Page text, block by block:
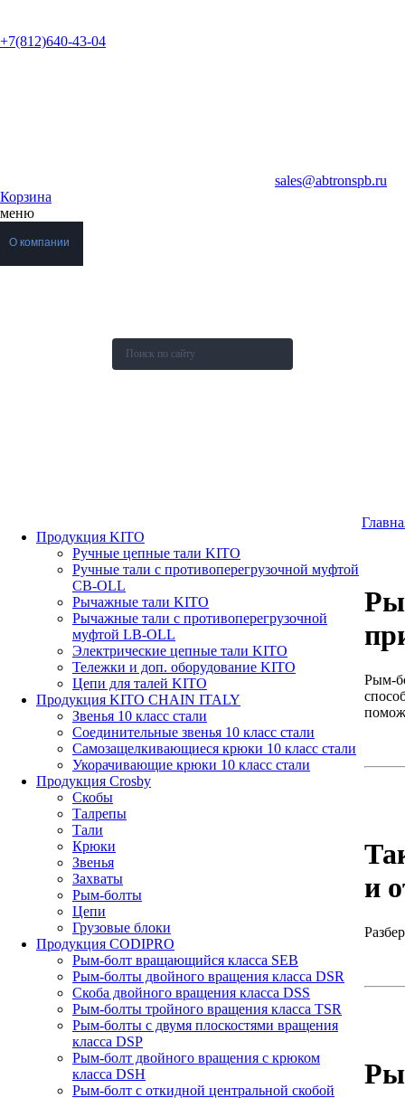
+7(812)640-43-04
sales@abtronspb.ru
Корзина
меню
О компании
Продукция KITO
Ручные цепные тали KITO
Ручные тали с противоперегрузочной муфтой
СВ-OLL
Рычажные тали KITO
Рычажные тали с противоперегрузочной
муфтой LB-OLL
Электрические цепные тали KITO
Тележки и доп. оборудование KITO
Цепи для талей KITO
Продукция KITO CHAIN ITALY
Звенья 10 класс стали
Соединительные звенья 10 класс стали
Самозащелкивающиеся крюки 10 класс стали
Укорачивающие крюки 10 класс стали
Продукция Crosby
Скобы
Талрепы
Тали
Крюки
Звенья
Захваты
Рым-болты
Цепи
Грузовые блоки
Продукция CODIPRO
Рым-болт вращающийся класса SEB
Рым-болты двойного вращения класса DSR
Скоба двойного вращения класса DSS
Рым-болты тройного вращения класса TSR
Рым-болты с двумя плоскостями вращения
класса DSP
Рым-болт двойного вращения с крюком
класса DSH
Рым-болт с откидной центральной скобой
Рым-
и